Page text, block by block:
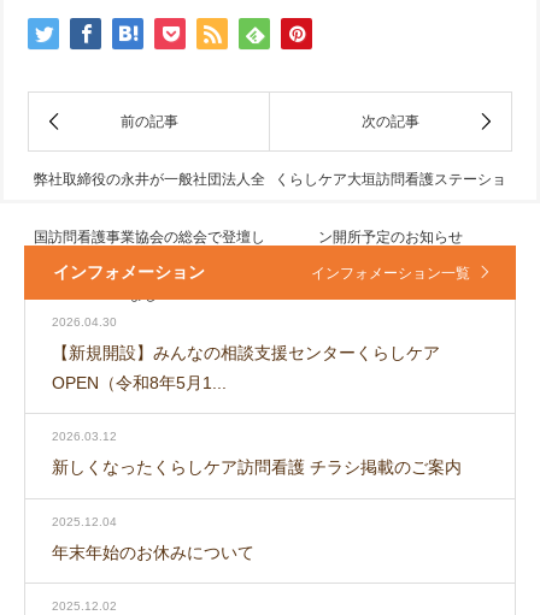
弊社取締役の永井が一般社団法人全
国訪問看護事業協会の総会で登壇し
くらしケア大垣訪問看護ステーショ
ン開所予定のお知らせ
インフォメーション インフォメーション一覧
2026.04.30
【新規開設】みんなの相談支援センターくらしケア
OPEN（令和8年5月1...
2026.03.12
新しくなったくらしケア訪問看護 チラシ掲載のご案内
2025.12.04
年末年始のお休みについて
2025.12.02